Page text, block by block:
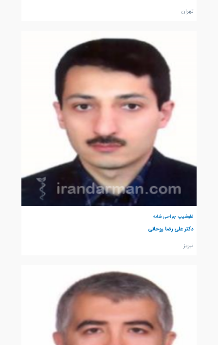
تهران
فلوشیپ جراحی شانه
دکتر علی رضا روحانی
تبريز